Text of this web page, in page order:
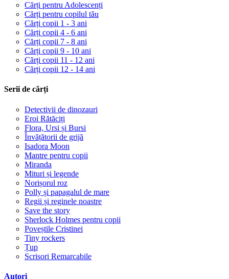
Cărți pentru Adolescenți
Cărți pentru copilul tău
Cărți copii 1 - 3 ani
Cărți copii 4 - 6 ani
Cărți copii 7 - 8 ani
Cărți copii 9 - 10 ani
Cărți copii 11 - 12 ani
Cărți copii 12 - 14 ani
Serii de cărți
Detectivii de dinozauri
Eroi Rătăciți
Flora, Ursi și Bursi
Învățătorii de grijă
Isadora Moon
Mantre pentru copii
Miranda
Mituri și legende
Norișorul roz
Polly și papagalul de mare
Regii și reginele noastre
Save the story
Sherlock Holmes pentru copii
Poveștile Cristinei
Tiny rockers
Țup
Scrisori Remarcabile
Autori